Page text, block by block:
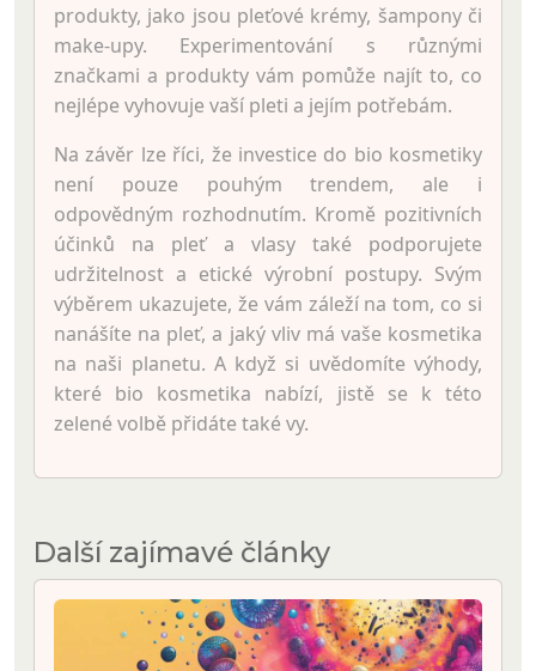
produkty, jako jsou pleťové krémy, šampony či
make-upy. Experimentování s různými
značkami a produkty vám pomůže najít to, co
nejlépe vyhovuje vaší pleti a jejím potřebám.
Na závěr lze říci, že investice do bio kosmetiky
není pouze pouhým trendem, ale i
odpovědným rozhodnutím. Kromě pozitivních
účinků na pleť a vlasy také podporujete
udržitelnost a etické výrobní postupy. Svým
výběrem ukazujete, že vám záleží na tom, co si
nanášíte na pleť, a jaký vliv má vaše kosmetika
na naši planetu. A když si uvědomíte výhody,
které bio kosmetika nabízí, jistě se k této
zelené volbě přidáte také vy.
Další zajímavé články